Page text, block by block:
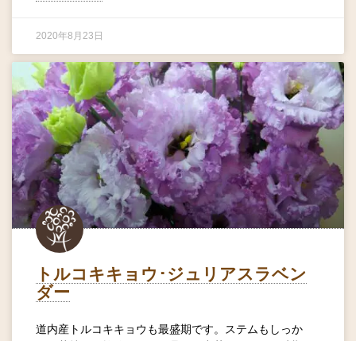
2020年8月23日
トルコキキョウ･ジュリアスラベン
ダー
道内産トルコキキョウも最盛期です。ステムもしっか